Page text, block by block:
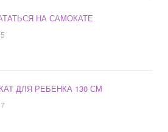
НА САМОКАТЕ
ДЛЯ РЕБЕНКА 130 СМ